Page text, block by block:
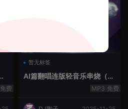
免费
暂无标签
AI篇翻唱连版轻音乐串烧（治
免费